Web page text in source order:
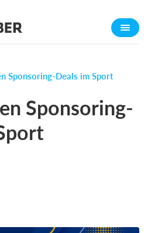
Sponsoring-Deals im Sport
Sponsoring-